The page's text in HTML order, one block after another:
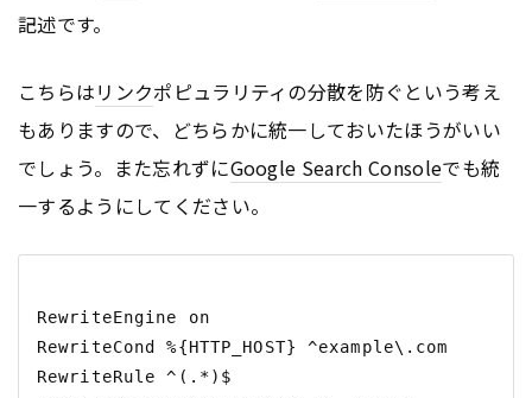
記述です。
こちらはリンクポピュラリティの分散を防ぐという考え
もありますので、どちらかに統一しておいたほうがいい
でしょう。また忘れずにGoogle Search Consoleでも統
一するようにしてください。
RewriteEngine on
RewriteCond %{HTTP_HOST} ^example\.com
RewriteRule ^(.*)$